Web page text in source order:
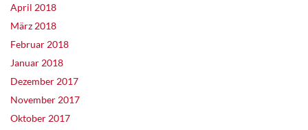
April 2018
März 2018
Februar 2018
Januar 2018
Dezember 2017
November 2017
Oktober 2017